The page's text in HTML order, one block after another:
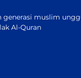
generasi muslim
Al-Quran